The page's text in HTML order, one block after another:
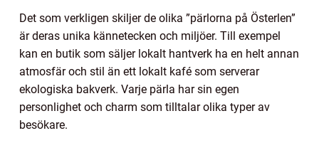
Det som verkligen skiljer de olika ”pärlorna på Österlen”
är deras unika kännetecken och miljöer. Till exempel
kan en butik som säljer lokalt hantverk ha en helt annan
atmosfär och stil än ett lokalt kafé som serverar
ekologiska bakverk. Varje pärla har sin egen
personlighet och charm som tilltalar olika typer av
besökare.